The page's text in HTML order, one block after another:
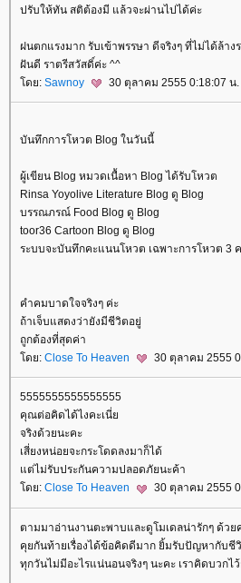
ปรับให้ทัน สติต้องมี แล้วจะผ่านไปได้ค่ะ
ฝนตกแรงมาก รับเข้าพรรษา ดีจริงๆ ที่ไม่ได้ล้าง
ฝันดี ราตรีสวัสดิ์ค่ะ ^^
ดย: Sawnoy 30 ตุลาคม 2555 0:18:07 น.
บันทึกการโหวต Blog ในวันนี้
ผู้เขียน Blog หมวดเนื้อหา Blog ได้รับโหวต
Rinsa Yoyolive Literature Blog ดู Blog
บรรณภรณ์ Food Blog ดู Blog
toor36 Cartoon Blog ดู Blog
ระบบจะบันทึกคะแนนโหวต เฉพาะการโหวต 3
คำคมบาดใจจริงๆ ค่ะ
ถ้าเจ็บแสดงว่ายังมีชีวิตอยู่
ถูกต้องที่สุดค่า
ดย: Close To Heaven 30 ตุลาคม 2555
5555555555555555
คุณต่อคิดได้ไงคะเนี่
จริงด้วยนะคะ
เสี่ยงหน่อยจะกระโดดลงมาก็ได้
ต่ไม่รับประกันความปลอดภัยนะค้า
ดย: Close To Heaven 30 ตุลาคม 2555
ตามมาอ่านงานตะพาบและดูโมเดลน่ารักๆ ด้วย
คุยกันท้ายเรื่องได้ข้อคิดดีมาก ยิ้มรับปัญหากับชี
ทุกวันไม่มีอะไรแน่นอนจริงๆ นะคะ เราคิดบวกไ